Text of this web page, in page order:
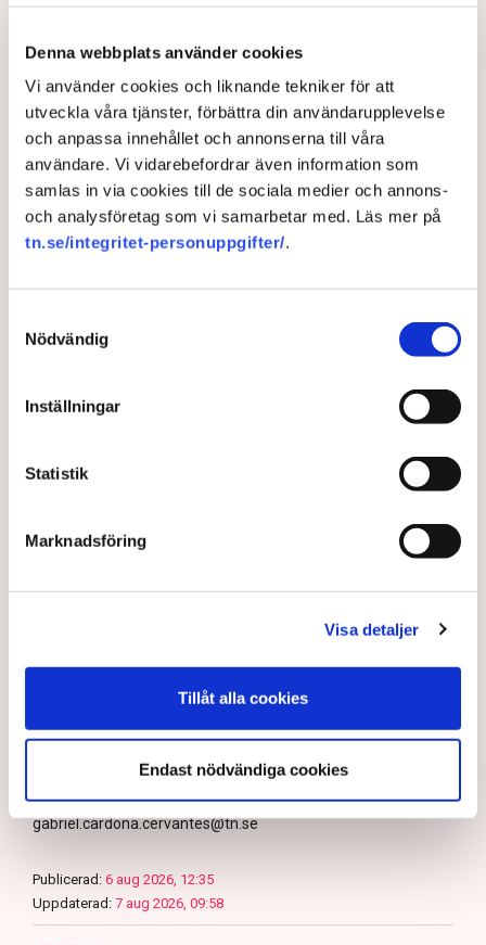
Denna webbplats använder cookies
Vi använder cookies och liknande tekniker för att
utveckla våra tjänster, förbättra din användarupplevelse
och anpassa innehållet och annonserna till våra
användare. Vi vidarebefordrar även information som
samlas in via cookies till de sociala medier och annons-
och analysföretag som vi samarbetar med. Läs mer på
tn.se/integritet-personuppgifter/.
Nödvändig
Inställningar
Statistik
Marknadsföring
Visa detaljer
Tillåt alla cookies
Endast nödvändiga cookies
som natur- och våtmark, inte som ett inhägnat
industriområde. Det innebär att allemansrätten i
grunden gäller på platsen. Men den rätten har sina
gränser.
– Demonstrationsrätten är grundlagsskyddad även på
Grimsås mosse, men den ger inte rätt att blockera
maskiner, sabotera utrustning eller förstöra
ekonomiska värden, säger Anna-Lena Mann.
polisen ska kunna inleda en utredning direkt på plats
krävs att brottet pågår eller nyss har avslutats, samt
– Anmälningar om till exempel fröspridningen är
efterhand. Det är bland annat anledningen till att vi nu
även använder drönare för att dokumentera och säkra
Allemansrätten
Brott
Gabriel Cardona Cervantes
gabriel.cardona.cervantes@tn.se
Publicerad: 6 aug 2026, 12:35
Uppdaterad: 7 aug 2026, 09:58